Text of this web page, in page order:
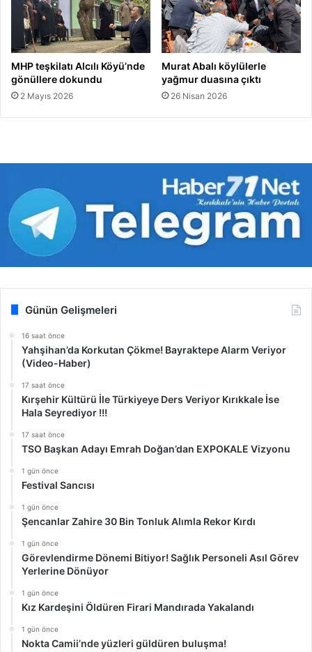
MHP teşkilatı Alcılı Köyü’nde
gönüllere dokundu
2 Mayıs 2026
Murat Abalı köylülerle
yağmur duasına çıktı
26 Nisan 2026
Günün Gelişmeleri
16 saat önce
Yahşihan’da Korkutan Çökme! Bayraktepe Alarm Veriyor
(Video-Haber)
17 saat önce
Kırşehir Kültürü İle Türkiyeye Ders Veriyor Kırıkkale İse
Hala Seyrediyor !!!
17 saat önce
TSO Başkan Adayı Emrah Doğan’dan EXPOKALE Vizyonu
1 gün önce
Festival Sancısı
1 gün önce
Şencanlar Zahire 30 Bin Tonluk Alımla Rekor Kırdı
1 gün önce
Görevlendirme Dönemi Bitiyor! Sağlık Personeli Asıl Görev
Yerlerine Dönüyor
1 gün önce
Kız Kardeşini Öldüren Firari Mandırada Yakalandı
1 gün önce
Nokta Camii’nde yüzleri güldüren buluşma!